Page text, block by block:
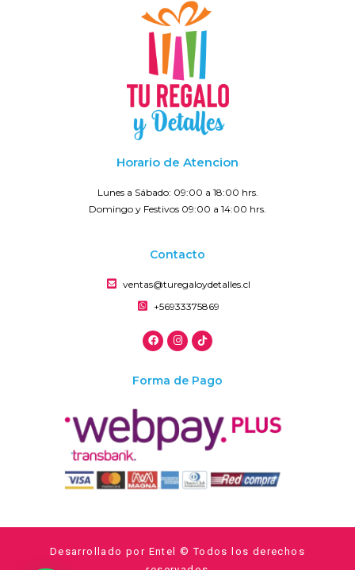
Horario de Atencion
Lunes a Sábado: 09:00 a 18:00 hrs.
Domingo y Festivos 09:00 a 14:00 hrs.
Contacto
ventas@turegaloydetalles.cl
+56933375869
Forma de Pago
Desarrollado por Entel © Todos los derechos